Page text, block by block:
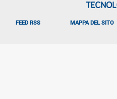
FEED RSS MAPPA DEL SITO